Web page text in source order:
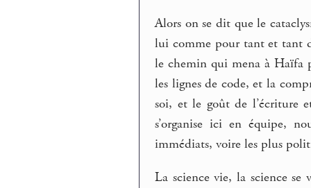
Alors on se dit que le
lui comme pour tant et tant
le chemin qui mena à Haïfa
les lignes de code, et la
soi, et le goût de l’écriture
s’organise ici en équipe,
immédiats, voire les plus
La science vie, la science se